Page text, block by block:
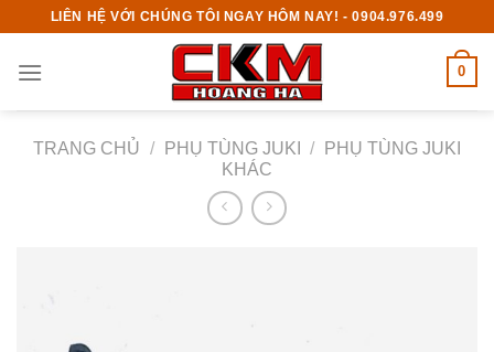
content
LIÊN HỆ VỚI CHÚNG TÔI NGAY HÔM NAY! - 0904.976.499
0
TRANG CHỦ / PHỤ TÙNG JUKI /
PHỤ TÙNG JUKI
KHÁC